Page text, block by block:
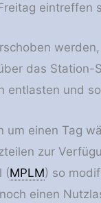
eintreffen
das Station-
entlasten und
um einen Tag
zur
(MPLM) so
einen